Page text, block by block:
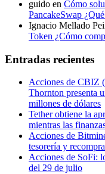
guido en Cómo
PancakeSwap
Ignacio Mellado
Token ¿Cómo
Entradas recientes
Acciones de CBIZ
Thornton presenta
millones de dólares
Tether obtiene la
mientras las
Acciones de
tesorería y
Acciones de SoFi:
del 29 de julio